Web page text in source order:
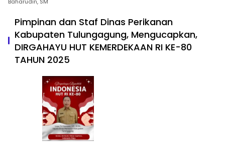
Pimpinan dan Staf Dinas Perikanan
Kabupaten Tulungagung, Mengucapkan,
DIRGAHAYU HUT KEMERDEKAAN RI KE-80
TAHUN 2025